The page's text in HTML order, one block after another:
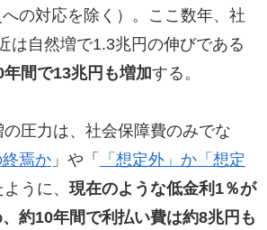
の対応を除く）。ここ数年、社
は自然増で1.3兆円の伸びである
間で13兆円も増加する。
圧力は、社会保障費のみでな
焉か」や「
「想定外」か「想定
うに、 現在のような低金利1％が
約10年間で利払い費は約8兆円も